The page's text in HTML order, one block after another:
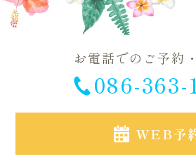
お電話でのご予約
086-363-
WEB予